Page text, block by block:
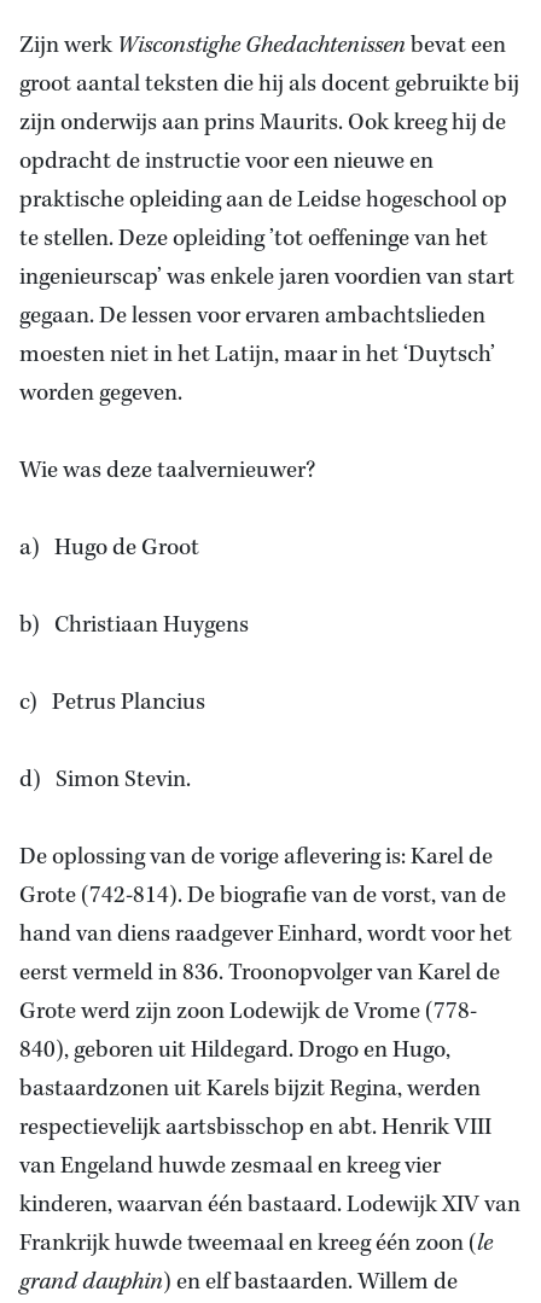
Zijn werkWisconstighe Ghedachtenissenbevat een
groot aantal teksten die hij als docent gebruikte bij
zijn onderwijs aan prins Maurits. Ook kreeg hij de
opdracht de instructie voor een nieuwe en
praktische opleiding aan de Leidse hogeschool op
te stellen. Deze opleiding ’tot oeffeninge van het
ingenieurscap’ was enkele jaren voordien van start
gegaan. De lessen voor ervaren ambachtslieden
moesten niet in het Latijn, maar in het ‘Duytsch’
worden gegeven.
Wie was deze taalvernieuwer?
a) Hugo de Groot
b) Christiaan Huygens
c) Petrus Plancius
d) Simon Stevin.
De oplossing van de vorige aflevering is: Karel de
Grote (742-814). De biografie van de vorst, van de
hand van diens raadgever Einhard, wordt voor het
eerst vermeld in 836. Troonopvolger van Karel de
Grote werd zijn zoon Lodewijk de Vrome (778-
840), geboren uit Hildegard. Drogo en Hugo,
bastaardzonen uit Karels bijzit Regina, werden
respectievelijk aartsbisschop en abt. Henrik VIII
van Engeland huwde zesmaal en kreeg vier
kinderen, waarvan één bastaard. Lodewijk XIV van
Frankrijk huwde tweemaal en kreeg één zoon (le
grand dauphin) en elf bastaarden. Willem de